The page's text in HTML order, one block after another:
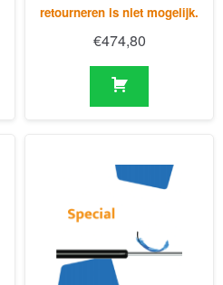
retourneren is niet mogelijk.
€474,80